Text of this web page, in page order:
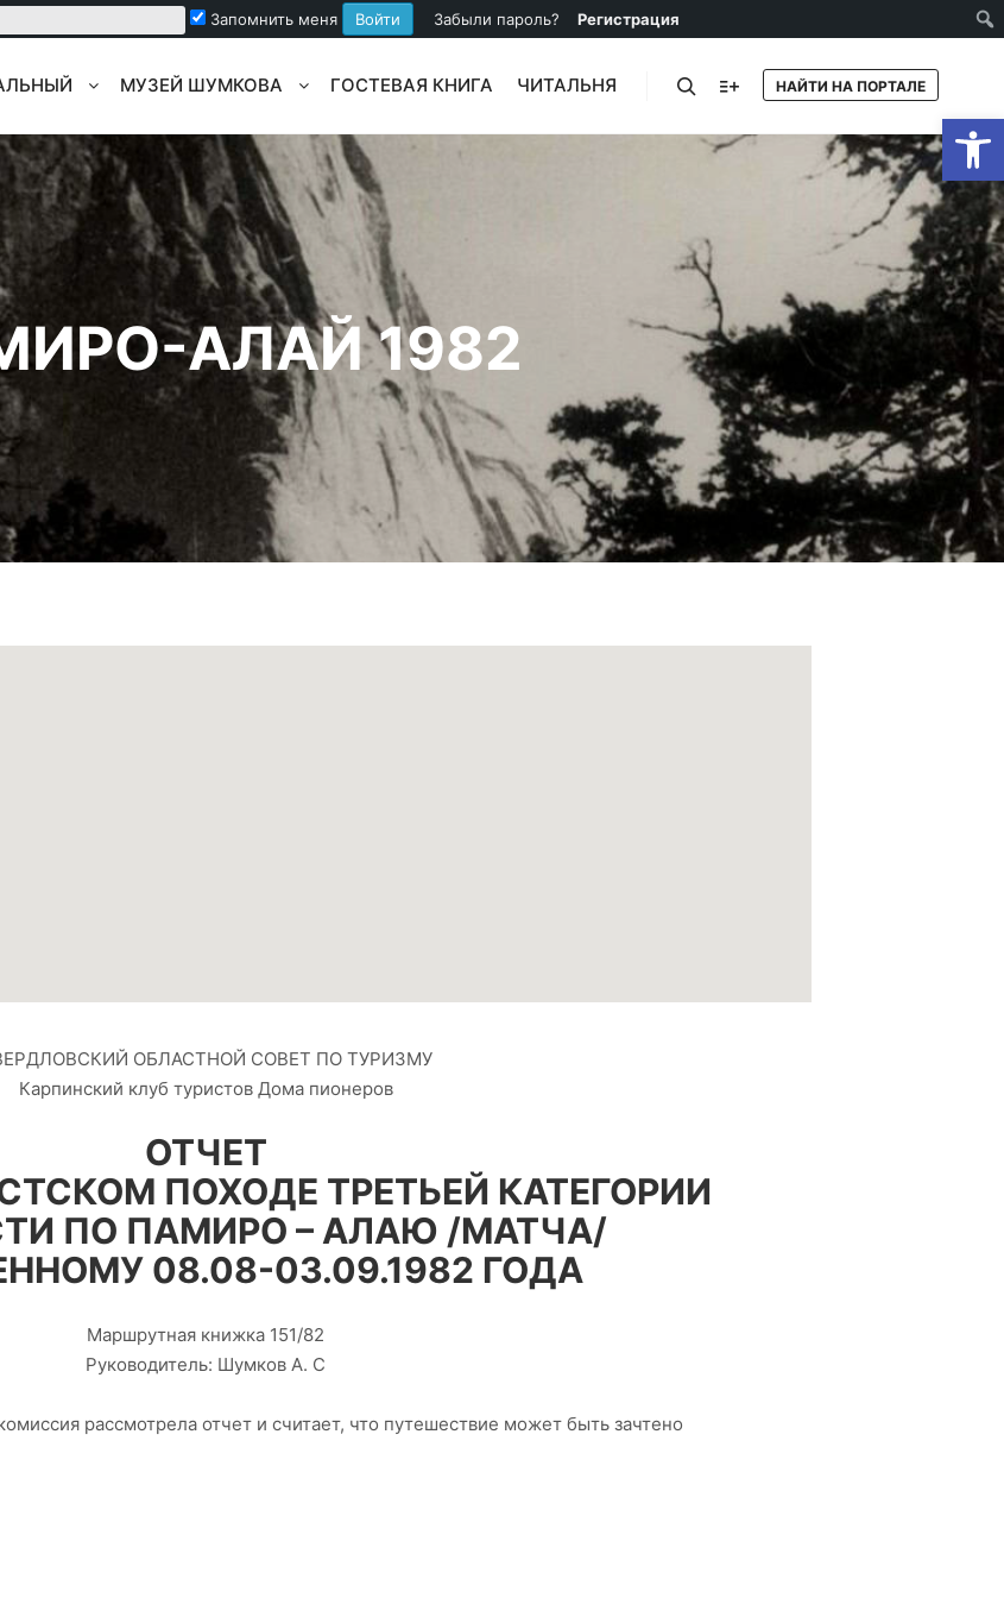
Запомнить меня Забыли пароль? Регистрация
МУЗЕЙ ШУМКОВА ГОСТЕВАЯ КНИГА ЧИТАЛЬНЯ НАЙТИ НА ПОРТАЛЕ
АЛАЙ 1982
ОБЛАСТНОЙ СОВЕТ ПО ТУРИЗМУ
Карпинский клуб туристов Дома пионеров
ОТЧЕТ
ПОХОДЕ ТРЕТЬЕЙ КАТЕГОРИИ
ПО ПАМИРО – АЛАЮ /МАТЧА/
08.08-03.09.1982 ГОДА
Маршрутная книжка 151/82
Руководитель: Шумков А. С
рассмотрела отчет и считает, что путешествие может быть зачтено